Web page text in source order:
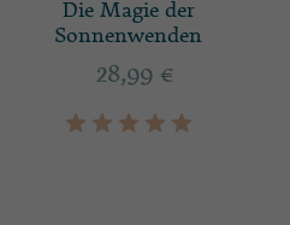
Die Magie der
Sonnenwenden
28,99 €